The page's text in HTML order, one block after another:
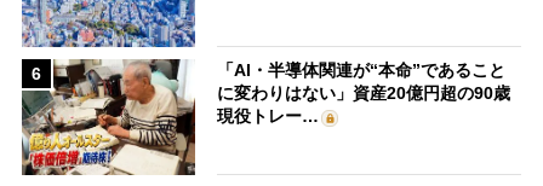
6
「AI・半導体関連が“本命”であること
に変わりはない」資産20億円超の90歳
現役トレー…